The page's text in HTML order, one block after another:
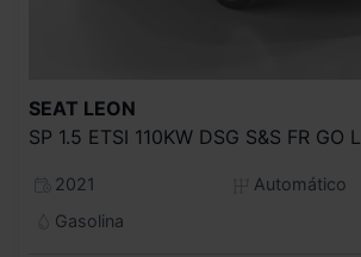
SEAT LEON
SP 1.5 ETSI 110KW DSG S&S FR GO L
2021
Automático
Gasolina